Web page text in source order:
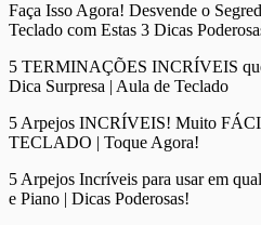
Faça Isso Agora! Desvende o
Teclado com Estas 3 Dicas
5 TERMINAÇÕES INCRÍVEIS
Dica Surpresa | Aula de Teclado
5 Arpejos INCRÍVEIS! Muito
TECLADO | Toque Agora!
5 Arpejos Incríveis para usar em
e Piano | Dicas Poderosas!